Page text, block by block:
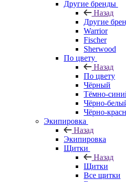
Другие бренды
Назад
Другие
Warrior
Fischer
Sherwood
По цвету
Назад
По цвету
Чёрный
Тёмно-
Чёрно-
Чёрно-
Экипировка
Назад
Экипировка
Щитки
Назад
Щитки
Все щитки